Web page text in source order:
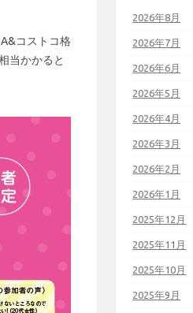
コストコ格
当かかると
2026年8月
2026年7月
2026年6月
2026年5月
2026年4月
2026年3月
2026年2月
2026年1月
2025年12月
2025年11月
2025年10月
2025年9月